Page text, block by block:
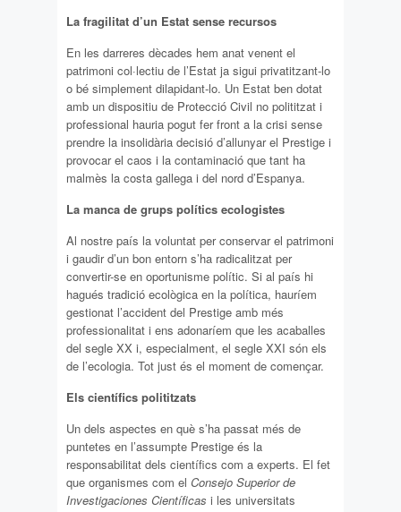
La fragilitat d’un Estat sense recursos
En les darreres dècades hem anat venent el
patrimoni col·lectiu de l’Estat ja sigui privatitzant-lo
o bé simplement dilapidant-lo. Un Estat ben dotat
amb un dispositiu de Protecció Civil no polititzat i
professional hauria pogut fer front a la crisi sense
prendre la insolidària decisió d’allunyar el Prestige i
provocar el caos i la contaminació que tant ha
malmès la costa gallega i del nord d’Espanya.
La manca de grups polítics ecologistes
Al nostre país la voluntat per conservar el patrimoni
i gaudir d’un bon entorn s’ha radicalitzat per
convertir-se en oportunisme polític. Si al país hi
hagués tradició ecològica en la política, hauríem
gestionat l’accident del Prestige amb més
professionalitat i ens adonaríem que les acaballes
del segle XX i, especialment, el segle XXI són els
de l’ecologia. Tot just és el moment de començar.
Els científics polititzats
Un dels aspectes en què s’ha passat més de
puntetes en l’assumpte Prestige és la
responsabilitat dels científics com a experts. El fet
que organismes com el Consejo Superior de
Investigaciones Científicas i les universitats